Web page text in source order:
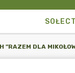
"RAZEM DLA